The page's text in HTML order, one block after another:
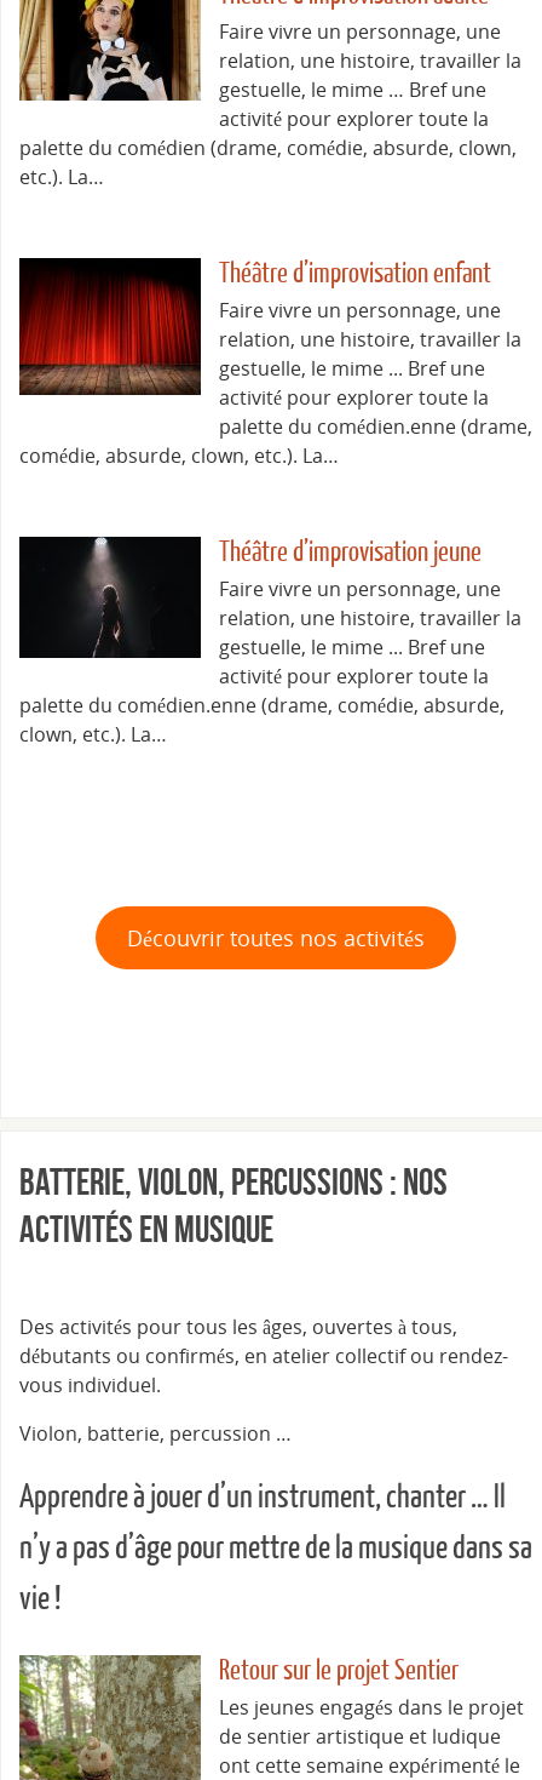
Faire vivre un personnage, une
relation, une histoire, travailler la
gestuelle, le mime … Bref une
activité pour explorer toute la
palette du comédien (drame, comédie, absurde, clown,
etc.). La…
Théâtre d’improvisation enfant
Faire vivre un personnage, une
relation, une histoire, travailler la
gestuelle, le mime ... Bref une
activité pour explorer toute la
palette du comédien.enne (drame,
comédie, absurde, clown, etc.). La…
Théâtre d’improvisation jeune
Faire vivre un personnage, une
relation, une histoire, travailler la
gestuelle, le mime ... Bref une
activité pour explorer toute la
palette du comédien.enne (drame, comédie, absurde,
clown, etc.). La…
Découvrir toutes nos activités
Batterie, violon, percussions : nos
activités en musique
Des activités pour tous les âges, ouvertes à tous,
débutants ou confirmés, en atelier collectif ou rendez-
vous individuel.
Violon, batterie, percussion …
Apprendre à jouer d’un instrument, chanter … Il
n’y a pas d’âge pour mettre de la musique dans sa
vie !
Retour sur le projet Sentier
Les jeunes engagés dans le projet
de sentier artistique et ludique
ont cette semaine expérimenté le